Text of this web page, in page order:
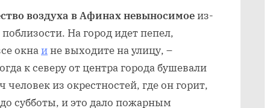
воздуха
в
Афинах
за
воздуха в Афинах невыносимоеиз-
На город идет пепел,
окнаине выходите на улицу, –
к северу от центра города бушевали
из окрестностей, где он горит,
субботы, и это дало пожарным